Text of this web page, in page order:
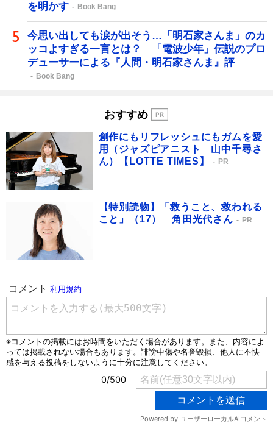
を明かす
Book Bang
今思い出しても涙が出そう…「明石家さんま」のカ
ッコよすぎる一言とは？ 「電波少年」伝説のプロ
デューサーによる『人間・明石家さんま』評
Book Bang
おすすめ
創作にもリフレッシュにもガムを愛
用（ジャズピアニスト 山中千尋さ
ん）【LOTTE TIMES】
PR
【特別読物】「救うこと、救われる
こと」（17） 角田光代さん
PR